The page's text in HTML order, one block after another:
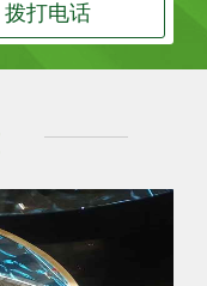
拨打电话